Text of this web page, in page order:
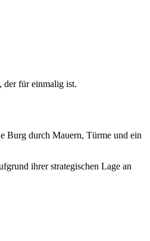
für einmalig ist.
Burg durch Mauern, Türme und ein
ihrer strategischen Lage an